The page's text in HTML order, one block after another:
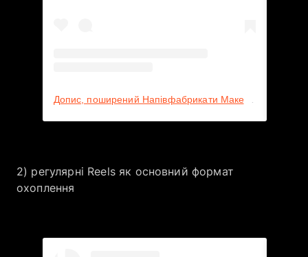
Допис, поширений Напівфабрикати Макей👨🏻‍🍳 (@makey.ua)
2) регулярні Reels як основний формат
охоплення